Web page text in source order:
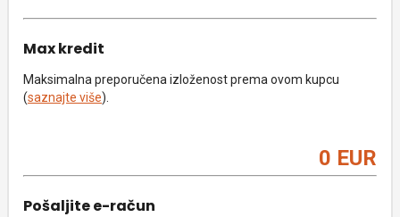
Max kredit
Maksimalna preporučena izloženost prema ovom kupcu
(saznajte više).
0 EUR
Pošaljite e-račun